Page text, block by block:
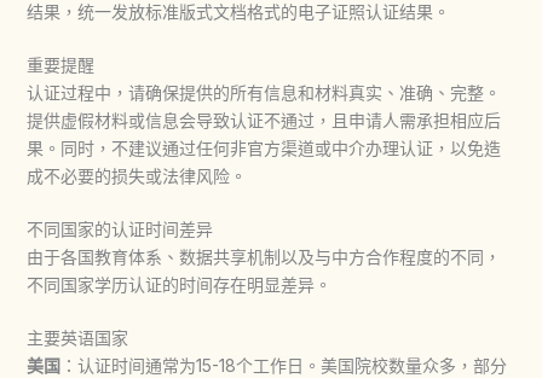
结果，统一发放标准版式文档格式的电子证照认证结果。
重要提醒
认证过程中，请确保提供的所有信息和材料真实、准确、完整。
提供虚假材料或信息会导致认证不通过，且申请人需承担相应后
果。同时，不建议通过任何非官方渠道或中介办理认证，以免造
成不必要的损失或法律风险。
不同国家的认证时间差异
由于各国教育体系、数据共享机制以及与中方合作程度的不同，
不同国家学历认证的时间存在明显差异。
主要英语国家
美国 ：认证时间通常为15-18个工作日。美国院校数量众多，部分